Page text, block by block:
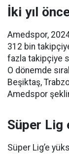
İki yıl
Amedspor,
312 bin
fazla takipçiye
O dönemde
Beşiktaş,
Amedspor
Süper Lig
Süper Lig’e